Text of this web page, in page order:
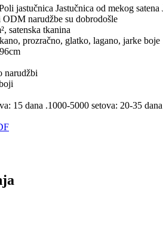
jastučnica Jastučnica od mekog satena
narudžbe su dobrodošle
satenska tkanina
prozračno, glatko, lagano, jarke boje
narudžbi
15 dana .1000-5000 setova: 20-35